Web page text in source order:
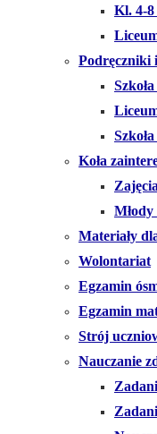
Kl. 4-8
Podręczniki
Koła
Materiały
Wolontariat
Egzamin
Egzamin
Strój
Nauczanie